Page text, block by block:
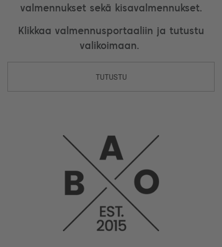
valmennukset sekä kisavalmennukset.
Klikkaa valmennusportaaliin ja tutustu
valikoimaan.
TUTUSTU